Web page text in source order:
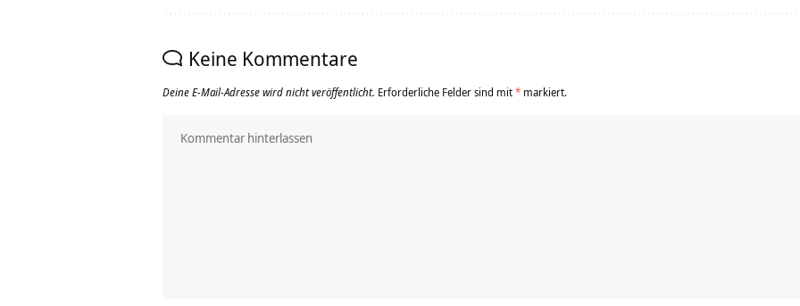
Keine Kommentare
Deine E-Mail-Adresse wird nicht veröffentlicht. Erforderliche Felder sind mit* markiert.